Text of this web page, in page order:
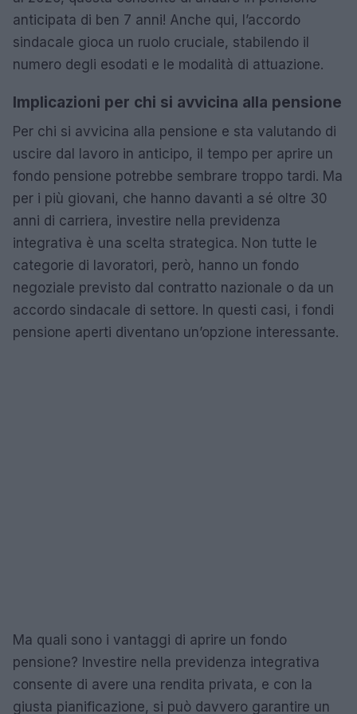
anticipata di ben 7 anni! Anche qui, l’accordo
sindacale gioca un ruolo cruciale, stabilendo il
numero degli esodati e le modalità di attuazione.
Implicazioni per chi si avvicina alla pensione
Per chi si avvicina alla pensione e sta valutando di
uscire dal lavoro in anticipo, il tempo per aprire un
fondo pensione potrebbe sembrare troppo tardi. Ma
per i più giovani, che hanno davanti a sé oltre 30
anni di carriera, investire nella previdenza
integrativa è una scelta strategica. Non tutte le
categorie di lavoratori, però, hanno un fondo
negoziale previsto dal contratto nazionale o da un
accordo sindacale di settore. In questi casi, i fondi
pensione aperti diventano un’opzione interessante.
Ma quali sono i vantaggi di aprire un fondo
pensione? Investire nella previdenza integrativa
consente di avere una rendita privata, e con la
giusta pianificazione, si può davvero garantire un